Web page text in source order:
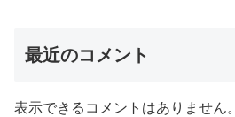
最近のコメント
表示できるコメントはありません。